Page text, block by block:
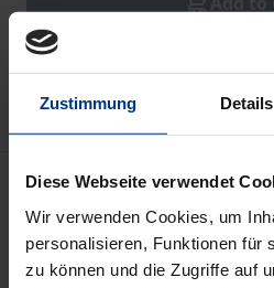
Zustimmung Details
Diese Webseite verwendet
Wir verwenden Cookies, um
personalisieren, Funktionen für
zu können und die Zugriffe auf
Add to Wish List
Delivery cost notice
Description
Ausgangspunkt dieses
Kolloquium 1997 hervorging,